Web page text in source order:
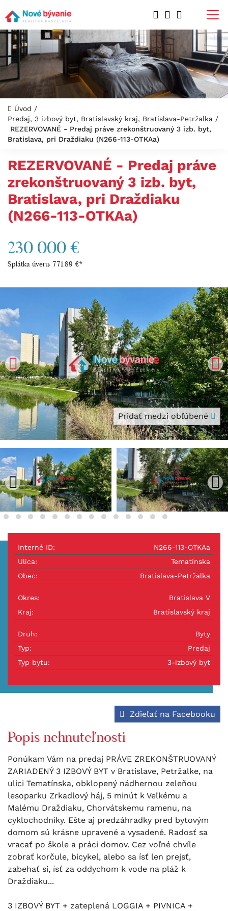
Úvod /
Predaj, 3 izbový byt, Bratislavský kraj, Bratislava-Petržalka /
REZERVOVANÉ - Predaj práve zrekonštruovaný 3 izb. byt,
Bratislava, pri Draždiaku (N266-113-OTKAa)
REZERVOVANÉ - Predaj práve
zrekonštruovaný 3 izb. byt,
Bratislava, pri Draždiaku
(N266-113-OTKAa)
230 000 €
Splátka úveru: 771.89 €*
Pridať medzi obľúbené
Interné ID:
N266-113-OTKAa
Ulica:
Tematínska
Obec:
Bratislava-Petržalka
Okres:
Bratislava V
Kraj:
Bratislavský kraj
Druh:
Byty
Typ:
Predaj
Typ bytu:
3-izbový byt
Popis nehnuteľnosti
Zdieľať na Facebooku
Ponúkam Vám na predaj PRÁVE ZREKONŠTRUOVANÝ
ZARIADENÝ 3 IZBOVÝ BYT v Bratislave, Petržalke, na
ulici Tematínska, obklopený nádhernou zeleňou
lesoparku Zrkadlový háj, 5 minút k Veľkému a
Malému Draždiaku, Chorvátskemu ramenu, na
cyklochodníky. Ešte aj predzáhradky pred bytovým
domom sú krásne upravené a vysadené. Radosť sa
vracať po škole a práci domov. Cez voľné chvíle
zobrať korčule, bicykel, alebo sa ísť len prejsť,
zabehať si, ísť za oddychom k vode na pláž k
Draždiaku...
3 IZBOVÝ BYT + zateplená LOGGIA + PIVNICA +